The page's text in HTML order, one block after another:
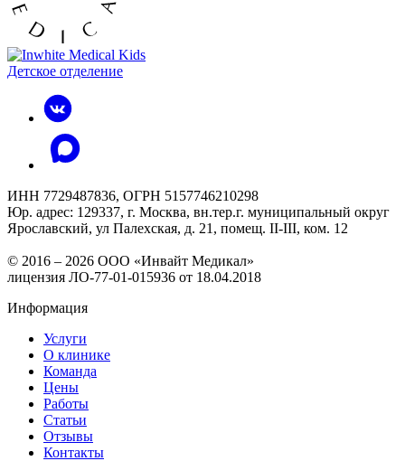
Детское отделение
ИНН 7729487836, ОГРН 5157746210298
Юр. адрес: 129337, г. Москва, вн.тер.г. муниципальный округ
Ярославский, ул Палехская, д. 21, помещ. II-III, ком. 12
© 2016 – 2026 ООО «Инвайт Медикал»
лицензия ЛО-77-01-015936 от 18.04.2018
Информация
Услуги
О клинике
Команда
Цены
Работы
Статьи
Отзывы
Контакты